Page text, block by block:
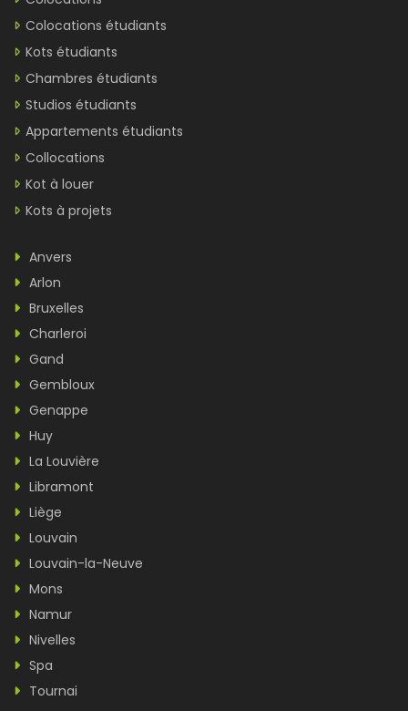
Colocations étudiants
Kots étudiants
Chambres étudiants
Studios étudiants
Appartements étudiants
Collocations
Kot à louer
Kots à projets
Anvers
Arlon
Bruxelles
Charleroi
Gand
Gembloux
Genappe
Huy
La Louvière
Libramont
Liège
Louvain
Louvain-la-Neuve
Mons
Namur
Nivelles
Spa
Tournai